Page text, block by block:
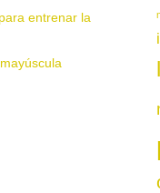
entrenar la